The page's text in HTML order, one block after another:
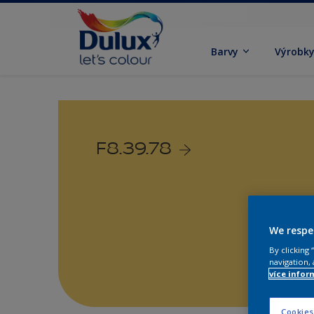
Barvy
F8.39.78
We
By clicking
navigation,
více